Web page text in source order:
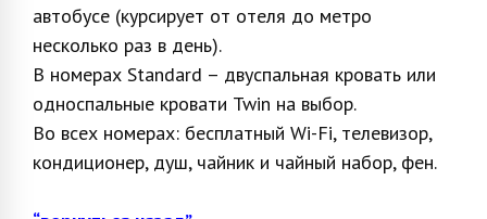
автобусе (курсирует от отеля до метро
несколько раз в день).
В номерах Standard – двуспальная кровать или
односпальные кровати Twin на выбор.
Во всех номерах: бесплатный Wi-Fi, телевизор,
кондиционер, душ, чайник и чайный набор, фен.